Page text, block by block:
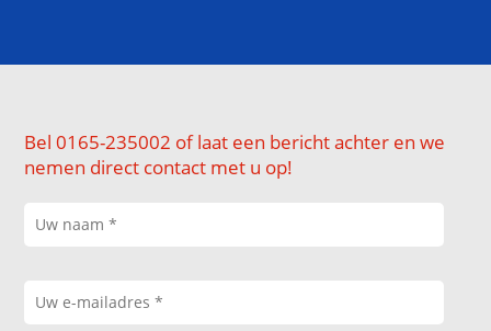
Bel 0165-235002 of laat een bericht achter en we
nemen direct contact met u op!